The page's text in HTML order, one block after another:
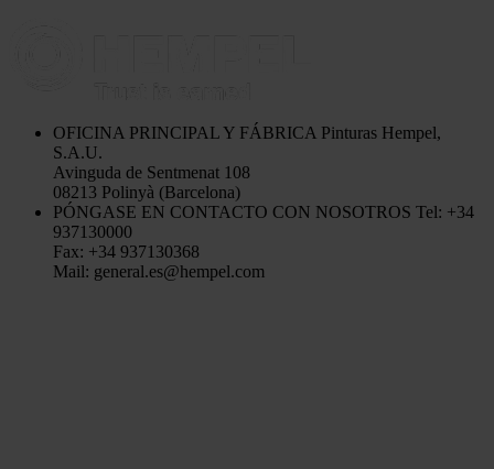
OFICINA PRINCIPAL Y FÁBRICA Pinturas Hempel,
S.A.U.
Avinguda de Sentmenat 108
08213 Polinyà (Barcelona)
PÓNGASE EN CONTACTO CON NOSOTROS Tel: +34
937130000
Fax: +34 937130368
Mail: general.es@hempel.com